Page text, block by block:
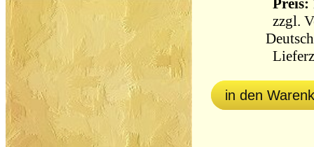
Preis:
zzgl.
in den